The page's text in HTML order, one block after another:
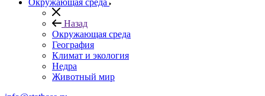
Окружающая среда
Назад
Окружающая среда
География
Климат и экология
Недра
Животный мир